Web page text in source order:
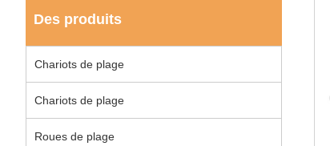
Des produits
Chariots de plage
Chariots de plage
Roues de plage